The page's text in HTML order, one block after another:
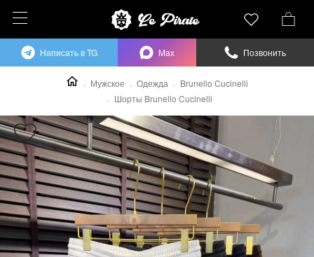
Мужское Одежда
Brunello Cucinelli
Шорты Brunello Cucinelli
Написать в TG Max Позвонить